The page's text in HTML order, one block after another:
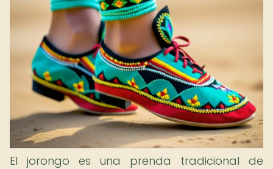
El jorongo es una prenda tradicional de